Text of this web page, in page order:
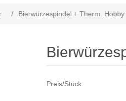
/ Bierwürzespindel + Therm. Hobby
Preis/Stück